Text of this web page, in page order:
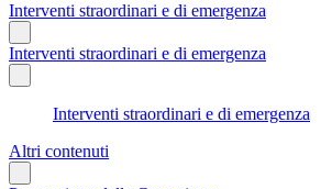
Interventi straordinari e di emergenza
Interventi straordinari e di emergenza
Interventi straordinari e di emergenza
Altri contenuti